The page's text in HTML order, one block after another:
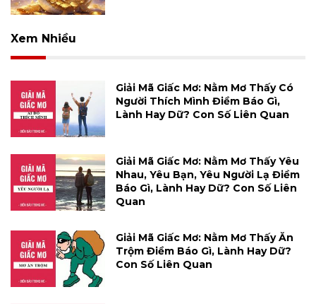
Xem Nhiều
Giải Mã Giấc Mơ: Nằm Mơ Thấy Có
Người Thích Mình Điềm Báo Gì,
Lành Hay Dữ? Con Số Liên Quan
Giải Mã Giấc Mơ: Nằm Mơ Thấy Yêu
Nhau, Yêu Bạn, Yêu Người Lạ Điềm
Báo Gì, Lành Hay Dữ? Con Số Liên
Quan
Giải Mã Giấc Mơ: Nằm Mơ Thấy Ăn
Trộm Điềm Báo Gì, Lành Hay Dữ?
Con Số Liên Quan